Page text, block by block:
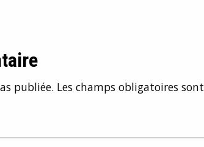
publiée. Les champs obligatoires sont